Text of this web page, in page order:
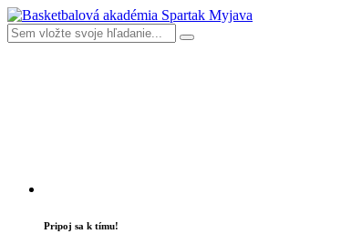
Pripoj sa k tímu!